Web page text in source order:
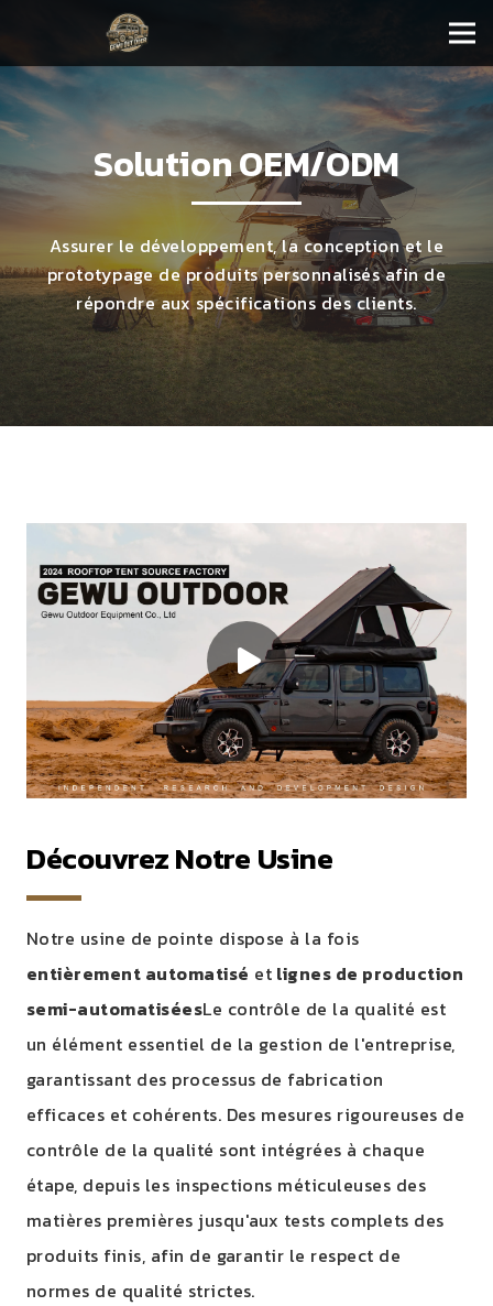
Solution OEM/ODM
Assurer le développement, la conception et le
prototypage de produits personnalisés afin de
répondre aux spécifications des clients.
Découvrez Notre Usine
Notre usine de pointe dispose à la fois
entièrement automatisé et lignes de production
semi-automatiséesLe contrôle de la qualité est
un élément essentiel de la gestion de l'entreprise,
garantissant des processus de fabrication
efficaces et cohérents. Des mesures rigoureuses de
contrôle de la qualité sont intégrées à chaque
étape, depuis les inspections méticuleuses des
matières premières jusqu'aux tests complets des
produits finis, afin de garantir le respect de
normes de qualité strictes.